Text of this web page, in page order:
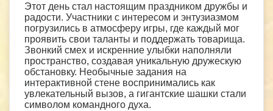
Этот день стал настоящим праздником дружбы и
радости. Участники с интересом и энтузиазмом
погрузились в атмосферу игры, где каждый мог
проявить свои таланты и поддержать товарища.
Звонкий смех и искренние улыбки наполняли
пространство, создавая уникальную дружескую
обстановку. Необычные задания на
интерактивной стене воспринимались как
увлекательный вызов, а гигантские шашки стали
символом командного духа.